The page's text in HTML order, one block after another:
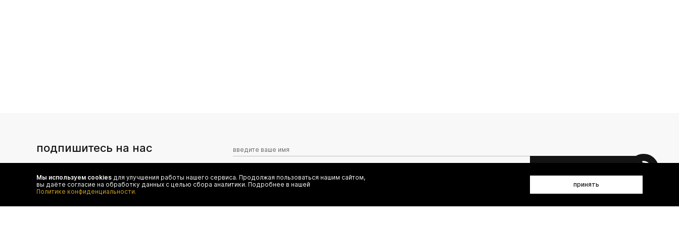
подпишитесь на нас
и специальным предложениям authentica.love
Я даю согласие на сбор, обработку и хранение моих персональных данных (имя, email, телефон) для получения рекламных и
Политикой конфиденциальности
Мы используем cookies для улучшения работы нашего сервиса. Продолжая пользоваться нашим сайтом,
вы даёте согласие на обработку данных с целью сбора аналитики. Подробнее в нашей
Политике конфиденциальности.
принять